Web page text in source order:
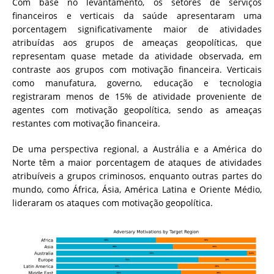
financeiros e verticais da saúde apresentaram uma
porcentagem significativamente maior de atividades
atribuídas aos grupos de ameaças geopolíticas, que
representam quase metade da atividade observada, em
contraste aos grupos com motivação financeira. Verticais
como manufatura, governo, educação e tecnologia
registraram menos de 15% de atividade proveniente de
agentes com motivação geopolítica, sendo as ameaças
restantes com motivação financeira.
De uma perspectiva regional, a Austrália e a América do
Norte têm a maior porcentagem de ataques de atividades
atribuíveis a grupos criminosos, enquanto outras partes do
mundo, como África, Ásia, América Latina e Oriente Médio,
lideraram os ataques com motivação geopolítica.